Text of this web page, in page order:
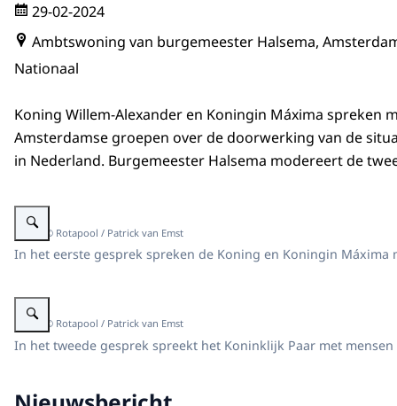
29-02-2024
Ambtswoning van burgemeester Halsema,
Nationaal
Koning Willem-Alexander en Koningin Máxima spreken
Amsterdamse groepen over de doorwerking van de
in Nederland. Burgemeester Halsema modereert de
Vergroot afbeelding Koninklijk Paar in gesprek nav situatie in Gaza en
Beeld: © Rotapool / Patrick van Emst
In het eerste gesprek spreken de Koning en Koningin
Vergroot afbeelding Koninklijk Paar in gesprek nav situatie in Gaza en
Beeld: © Rotapool / Patrick van Emst
In het tweede gesprek spreekt het Koninklijk Paar met